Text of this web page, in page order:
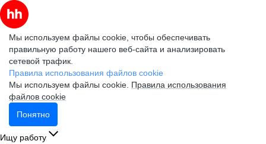
Мы используем файлы cookie, чтобы обеспечивать
правильную работу нашего веб-сайта и анализировать
сетевой трафик.
Правила использования файлов cookie
Мы используем файлы cookie. Правила использования
файлов cookie
Понятно
Ищу работу